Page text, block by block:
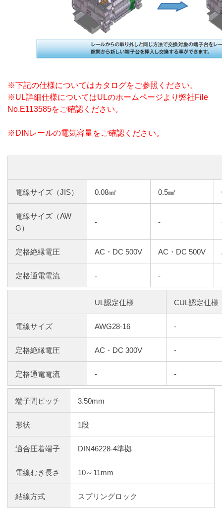
※下記の仕様についてはカタログをご参照ください。
※UL詳細仕様についてはULのホームページより弊社File
No.E113585をご確認ください。
※DINレールの電気容量をご確認ください。
電線サイズ（JIS） 0.08㎟ 0.5㎟
電線サイズ（AW
G）
- -
定格絶縁電圧 AC・DC 500V AC・DC 500V
定格通電電流 - -
UL認定仕様 CUL認定仕様
電線サイズ AWG28-16 -
定格絶縁電圧 AC・DC 300V -
定格通電電流 - -
端子間ピッチ 3.50mm
形状 1段
適合圧着端子 DIN46228-4準拠
電線むき長さ 10～11mm
結線方式 スプリングロック